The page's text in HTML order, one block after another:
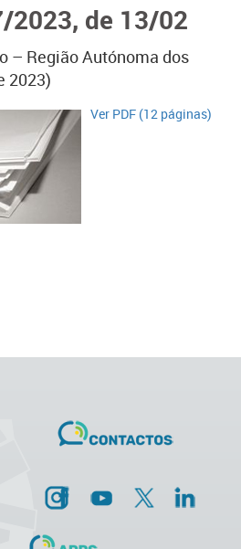
2023, de 13/02
– Região Autónoma dos
2023)
Ver PDF (12 páginas)